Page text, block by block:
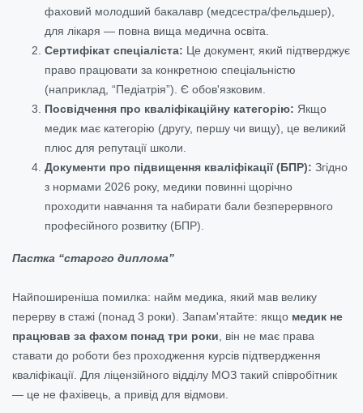
фаховий молодший бакалавр (медсестра/фельдшер),
для лікаря — повна вища медична освіта.
Сертифікат спеціаліста: Це документ, який підтверджує
право працювати за конкретною спеціальністю
(наприклад, “Педіатрія”). Є обов'язковим.
Посвідчення про кваліфікаційну категорію: Якщо
медик має категорію (другу, першу чи вищу), це великий
плюс для репутації школи.
Документи про підвищення кваліфікації (БПР): Згідно
з нормами 2026 року, медики повинні щорічно
проходити навчання та набирати бали безперервного
професійного розвитку (БПР).
Пастка “старого диплома”
Найпоширеніша помилка: найм медика, який мав велику
перерву в стажі (понад 3 роки). Запам'ятайте: якщо медик не
працював за фахом понад три роки , він не має права
ставати до роботи без проходження курсів підтвердження
кваліфікації. Для ліцензійного відділу МОЗ такий співробітник
— це не фахівець, а привід для відмови.